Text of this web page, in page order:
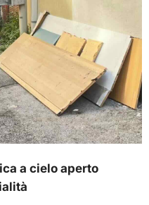
a cielo aperto